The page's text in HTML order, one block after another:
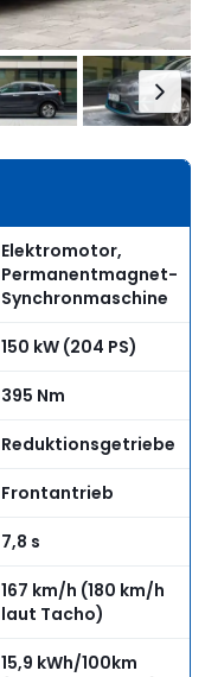
Elektromotor,
Permanentmagnet-
Synchronmaschine
150 kW (204 PS)
395 Nm
Reduktionsgetriebe
Frontantrieb
7,8 s
167 km/h (180 km/h
laut Tacho)
15,9 kWh/100km